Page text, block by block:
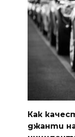
Как
джанти